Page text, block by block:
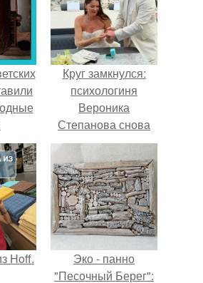
Круг замкнулся:
психологиня
Вероника
Степанова снова
вышла замуж за
собственного
бывшего мужа.
Hoff.
Эко - панно
"Песочный Берег":